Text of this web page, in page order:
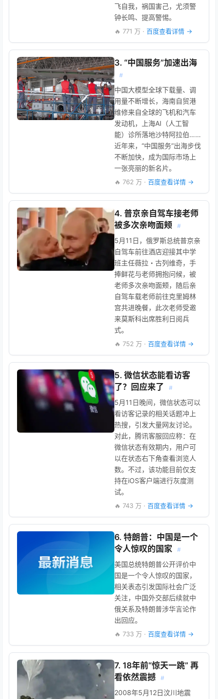
飞自我，祸国害己，尤须警
钟长鸣、提高警惕。
🔥 771 万 · 百度查看详情 →
3. “中国服务”加速出海
#
中国大模型全球下载量、调
用量不断增长，海南自贸港
维修来自全球的飞机和汽车
发动机，上海AI（人工智
能）诊所落地沙特阿拉伯……
近年来，“中国服务”出海步伐
不断加快，成为国际市场上
一张亮丽的新名片。
🔥 762 万 · 百度查看详情 →
4. 普京亲自驾车接老师
被多次亲吻面颊
#
5月11日，俄罗斯总统普京亲
自驾车前往酒店迎接其中学
班主任薇拉・古列维奇，手
捧鲜花与老师拥抱问候，被
老师多次亲吻面颊，随后亲
自驾车载老师前往克里姆林
宫共进晚餐，此次老师受邀
来莫斯科出席胜利日阅兵
式。
🔥 752 万 · 百度查看详情 →
5. 微信状态能看访客
了？回应来了
#
5月11日晚间，微信状态可以
看访客记录的相关话题冲上
热搜，引发大量网友讨论。
对此，腾讯客服回应称：在
微信状态有效期内，用户可
以在状态右下角查看浏览人
数。不过，该功能目前仅支
持在iOS客户端进行灰度测
试。
🔥 743 万 · 百度查看详情 →
6. 特朗普：中国是一个
令人惊叹的国家
#
美国总统特朗普公开评价中
国是一个令人惊叹的国家，
相关表态引发国际社会广泛
关注，中国外交部后续就中
俄关系及特朗普涉华言论作
出回应。
🔥 733 万 · 百度查看详情 →
7. 18年前“惊天一跳” 再
看依然震撼
#
2008年5月12日汶川地震